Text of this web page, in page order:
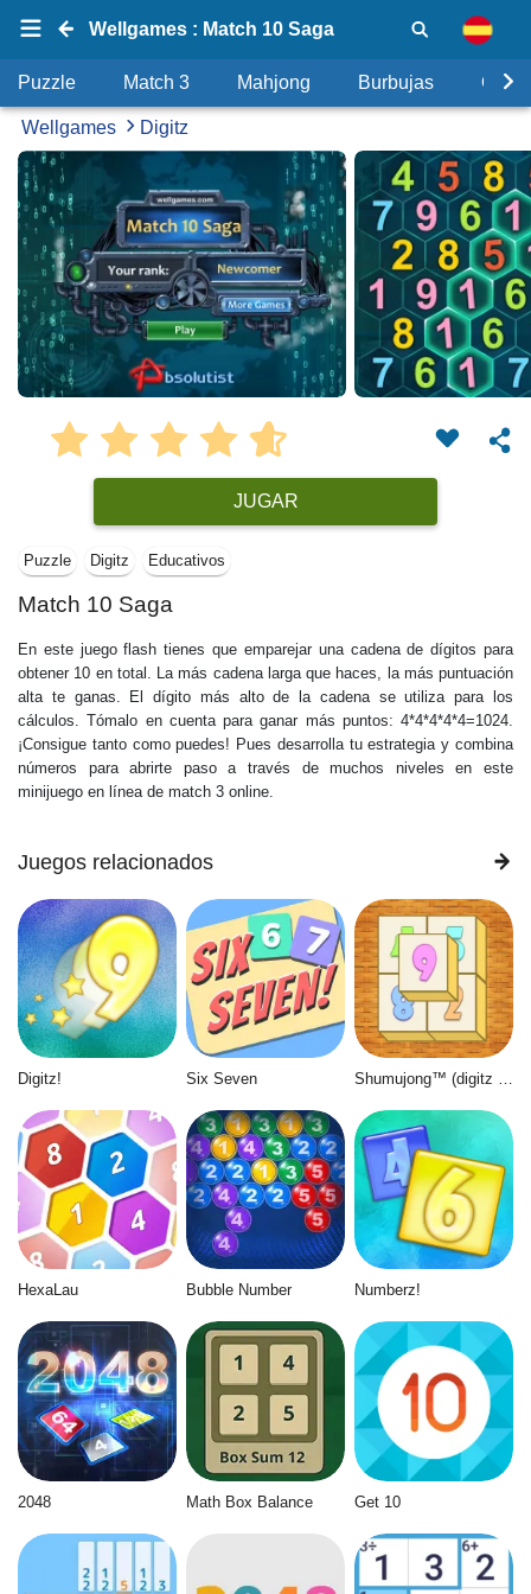
Wellgames : Match 10 Saga
Puzzle Match 3 Mahjong Burbujas
Wellgames Digitz
JUGAR
Puzzle Digitz Educativos
Match 10 Saga
En este juego flash tienes que emparejar una cadena de dígitos para
obtener 10 en total. La más cadena larga que haces, la más puntuación
alta te ganas. El dígito más alto de la cadena se utiliza para los
cálculos. Tómalo en cuenta para ganar más puntos: 4*4*4*4*4=1024.
¡Consigue tanto como puedes! Pues desarrolla tu estrategia y combina
números para abrirte paso a través de muchos niveles en este
minijuego en línea de match 3 online.
Juegos relacionados
Digitz! Six Seven
HexaLau Bubble Number Numberz!
2048 Math Box Balance Get 10